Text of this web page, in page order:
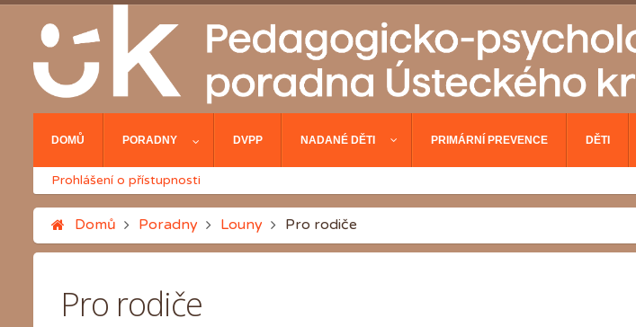
DOMŮ PORADNY DVPP NADANÉ DĚTI PRIMÁRNÍ PREVENCE DĚTI
Prohlášení o přístupnosti
Domů Poradny Louny Pro rodiče
Pro rodiče